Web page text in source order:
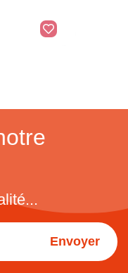
Envoyer